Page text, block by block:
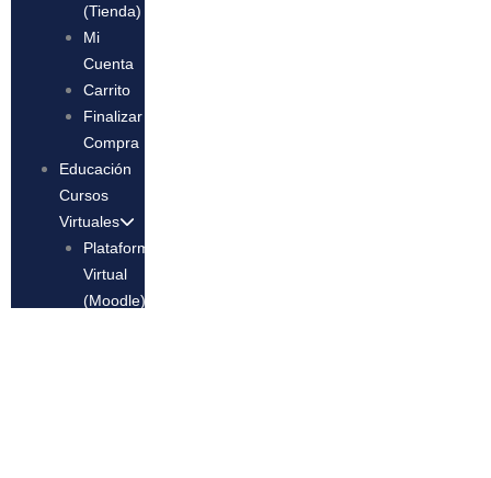
(Tienda)
Mi
Cuenta
Carrito
Finalizar
Compra
Educación
Cursos
Virtuales
Plataforma
Virtual
(Moodle)